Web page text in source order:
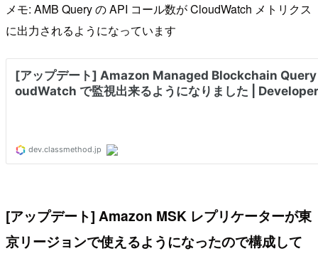
メモ: AMB Query の API コール数が CloudWatch メトリクス
に出力されるようになっています
[アップデート] Amazon MSK レプリケーターが東
京リージョンで使えるようになったので構成して